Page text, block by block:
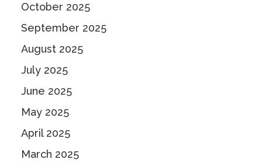
October 2025
September 2025
August 2025
July 2025
June 2025
May 2025
April 2025
March 2025